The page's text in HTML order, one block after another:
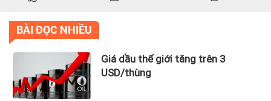
BÀI ĐỌC NHIỀU
Giá dầu thế giới tăng trên 3
USD/thùng